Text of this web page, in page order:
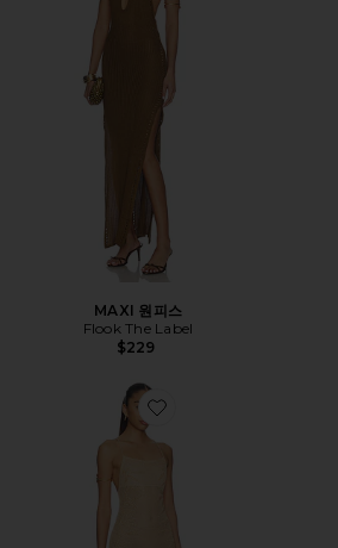
MAXI 원피스
Flook The Label
$229
Favorite SOLARA 원피스